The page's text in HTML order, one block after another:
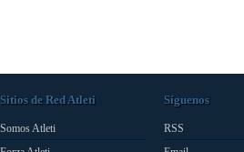
Sitios de Red Atleti
Somos Atleti
Síguenos
RSS